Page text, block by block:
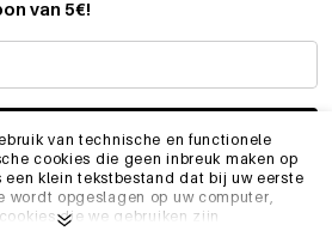
van technische en functionele
cookies die geen inbreuk maken op
een klein tekstbestand dat bij uw eerste
wordt opgeslagen op uw computer,
die we gebruiken zijn
van 5€!
SCHRIJF ME IN